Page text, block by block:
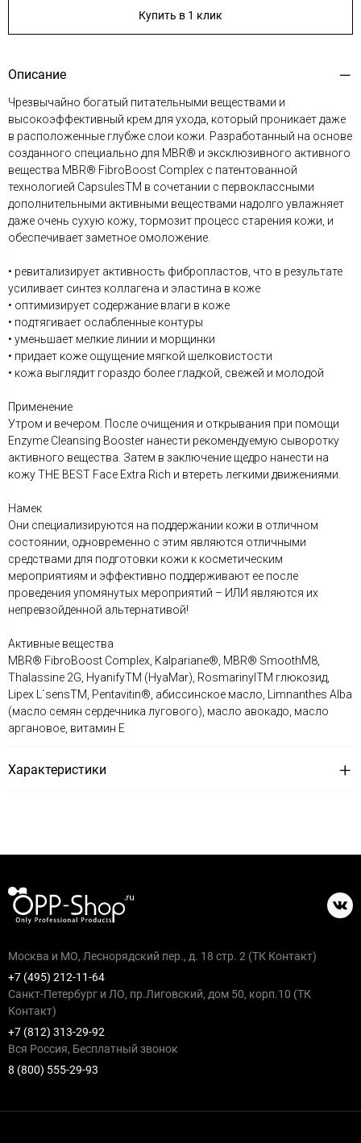
Купить в 1 клик
Описание
Чрезвычайно богатый питательными веществами и
высокоэффективный крем для ухода, который проникает даже
в расположенные глубже слои кожи. Разработанный на основе
созданного специально для MBR® и эксклюзивного активного
вещества MBR® FibroBoost Complex с патентованной
технологией CapsulesTM в сочетании с первоклассными
дополнительными активными веществами надолго увлажняет
даже очень сухую кожу, тормозит процесс старения кожи, и
обеспечивает заметное омоложение.
• ревитализирует активность фибропластов, что в результате
усиливает синтез коллагена и эластина в коже
• оптимизирует содержание влаги в коже
• подтягивает ослабленные контуры
• уменьшает мелкие линии и морщинки
• придает коже ощущение мягкой шелковистости
• кожа выглядит гораздо более гладкой, свежей и молодой
Применение
Утром и вечером. После очищения и открывания при помощи
Enzyme Cleansing Booster нанести рекомендуемую сыворотку
активного вещества. Затем в заключение щедро нанести на
кожу THE BEST Face Extra Rich и втереть легкими движениями.
Намек
Они специализируются на поддержании кожи в отличном
состоянии, одновременно с этим являются отличными
средствами для подготовки кожи к косметическим
мероприятиям и эффективно поддерживают ее после
проведения упомянутых мероприятий – ИЛИ являются их
непревзойденной альтернативой!
Активные вещества
MBR® FibroBoost Complex, Kalpariane®, MBR® SmoothM8,
Thalassine 2G, HyanifyTM (HyaMar), RosmarinylTM глюкозид,
Lipex L´sensTM, Pentavitin®, абиссинское масло, Limnanthes Alba
(масло семян сердечника лугового), масло авокадо, масло
aргановое, витамин E
Характеристики
Москва и МО, Леснорядский пер., д. 18 стр. 2 (ТК Контакт)
+7 (495) 212-11-64
Санкт-Петербург и ЛО, пр.Лиговский, дом 50, корп.10 (ТК
Контакт)
+7 (812) 313-29-92
Вся Россия, Бесплатный звонок
8 (800) 555-29-93